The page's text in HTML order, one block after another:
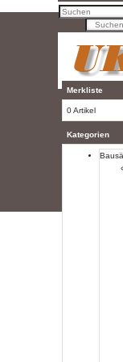
Merkliste
0 Artikel
Kategorien